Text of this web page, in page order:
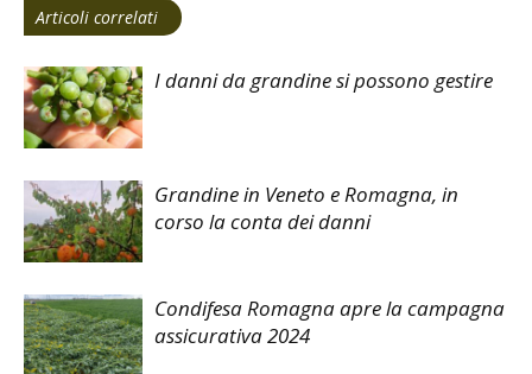
Articoli correlati
I danni da grandine si possono gestire
Grandine in Veneto e Romagna, in
corso la conta dei danni
Condifesa Romagna apre la campagna
assicurativa 2024